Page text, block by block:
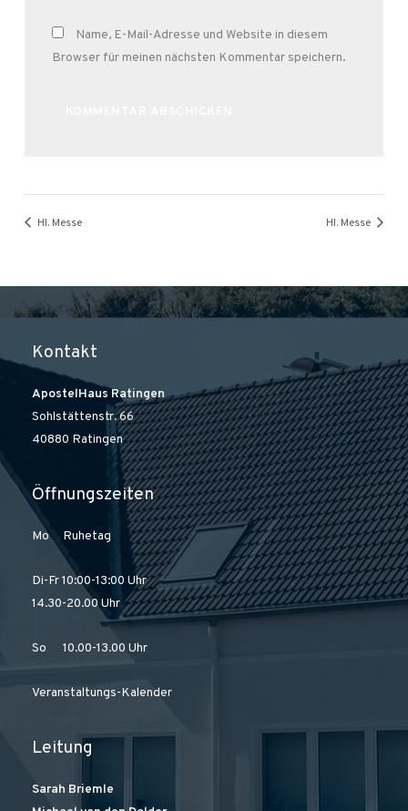
Name, E-Mail-Adresse und Website in diesem
Browser für meinen nächsten Kommentar speichern.
Hl. Messe Hl. Messe
Kontakt
ApostelHaus Ratingen
Sohlstättenstr. 66
40880 Ratingen
Öffnungszeiten
Mo Ruhetag
Di-Fr 10:00-13:00 Uhr
14.30-20.00 Uhr
So 10.00-13.00 Uhr
Veranstaltungs-Kalender
Leitung
Sarah Briemle